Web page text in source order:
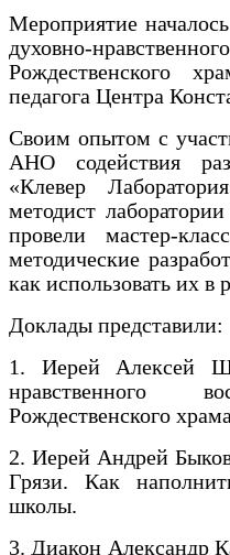
Мероприятие
духовно-
Рождественского
педагога Центра
Своим опытом с
АНО содействия
«Клевер
методист
провели мастер-
методические
как использовать их в
Доклады представили:
1. Иерей Алексей
нравственного
Рождественского
2. Иерей Андрей
Грязи. Как
школы.
3. Диакон Александр